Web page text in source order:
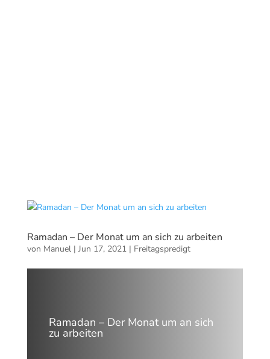
Ramadan – Der Monat um an sich zu arbeiten
von Manuel| Jun 17, 2021| Freitagspredigt
Ramadan – Der Monat um an sich
zu arbeiten